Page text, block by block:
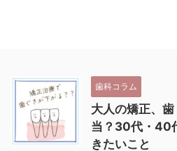
歯科コラム
大人の矯正、
当？30代・40
きたいこと